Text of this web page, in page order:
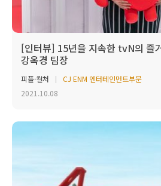
[인터뷰] 15년을 지속한 tvN의 즐
강옥경 팀장
피플·컬처
CJ ENM 엔터테인먼트부문
2021.10.08